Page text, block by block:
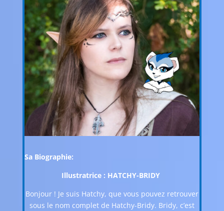
Sa Biographie:
Illustratrice : HATCHY-BRIDY
Bonjour ! Je suis Hatchy, que vous pouvez retrouver
sous le nom complet de Hatchy-Bridy. Bridy, c’est